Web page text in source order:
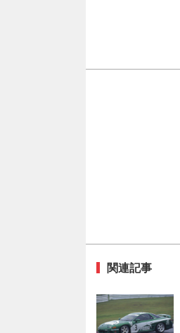
関連記事